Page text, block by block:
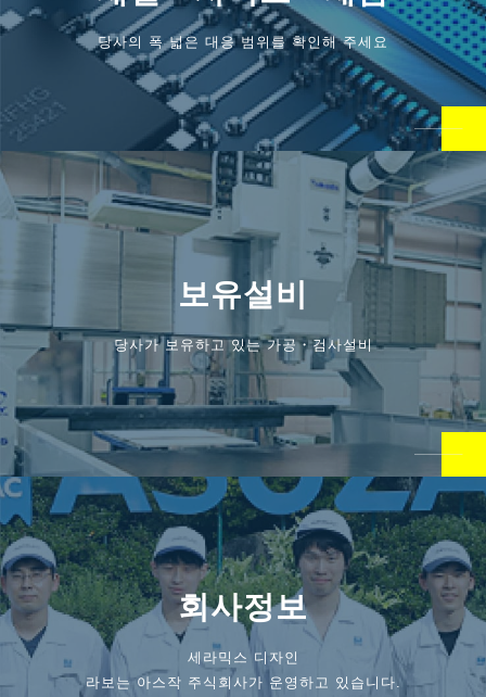
당사의 폭 넓은 대응 범위를 확인해 주세요
보유설비
당사가 보유하고 있는 가공・검사설비
회사정보
세라믹스 디자인
라보는 아스작 주식회사가 운영하고 있습니다.